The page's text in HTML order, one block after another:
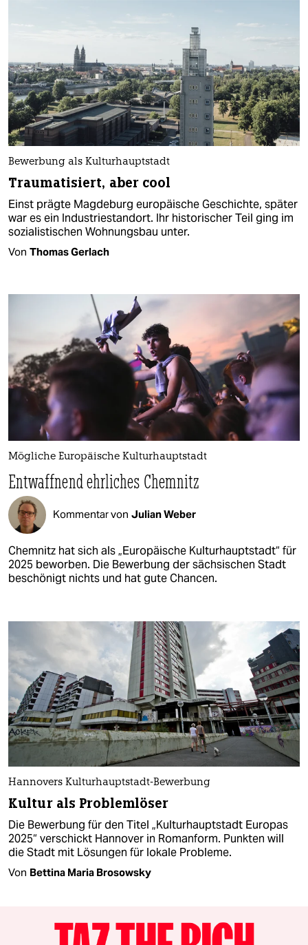
Bewerbung als Kulturhauptstadt
Traumatisiert, aber cool
Einst prägte Magdeburg europäische Geschichte, später
war es ein Industriestandort. Ihr historischer Teil ging im
sozialistischen Wohnungsbau unter.
Von Thomas Gerlach
Mögliche Europäische Kulturhauptstadt
Entwaffnend ehrliches Chemnitz
Kommentar von Julian Weber
Chemnitz hat sich als „Europäische Kulturhauptstadt“ für
2025 beworben. Die Bewerbung der sächsischen Stadt
beschönigt nichts und hat gute Chancen.
Hannovers Kulturhauptstadt-Bewerbung
Kultur als Problemlöser
Die Bewerbung für den Titel „Kulturhauptstadt Europas
2025“ verschickt Hannover in Romanform. Punkten will
die Stadt mit Lösungen für lokale Probleme.
Von Bettina Maria Brosowsky